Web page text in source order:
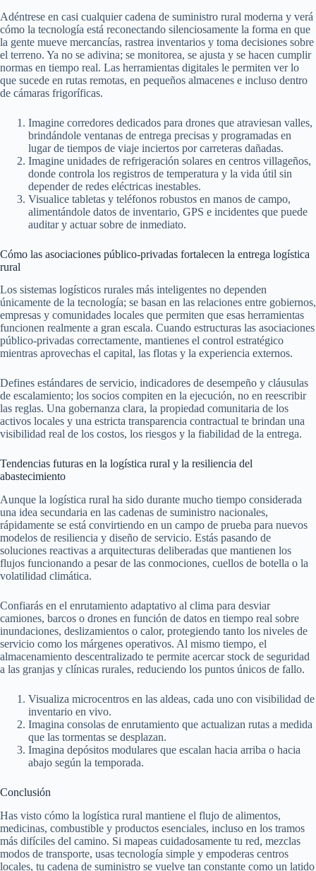
Adéntrese en casi cualquier cadena de suministro rural moderna y verá
cómo la tecnología está reconectando silenciosamente la forma en que
la gente mueve mercancías, rastrea inventarios y toma decisiones sobre
el terreno. Ya no se adivina; se monitorea, se ajusta y se hacen cumplir
normas en tiempo real. Las herramientas digitales le permiten ver lo
que sucede en rutas remotas, en pequeños almacenes e incluso dentro
de cámaras frigoríficas.
Imagine corredores dedicados para drones que atraviesan valles,
brindándole ventanas de entrega precisas y programadas en
lugar de tiempos de viaje inciertos por carreteras dañadas.
Imagine unidades de refrigeración solares en centros villageños,
donde controla los registros de temperatura y la vida útil sin
depender de redes eléctricas inestables.
Visualice tabletas y teléfonos robustos en manos de campo,
alimentándole datos de inventario, GPS e incidentes que puede
auditar y actuar sobre de inmediato.
Cómo las asociaciones público-privadas fortalecen la entrega logística
rural
Los sistemas logísticos rurales más inteligentes no dependen
únicamente de la tecnología; se basan en las relaciones entre gobiernos,
empresas y comunidades locales que permiten que esas herramientas
funcionen realmente a gran escala. Cuando estructuras las asociaciones
público‑privadas correctamente, mantienes el control estratégico
mientras aprovechas el capital, las flotas y la experiencia externos.
Defines estándares de servicio, indicadores de desempeño y cláusulas
de escalamiento; los socios compiten en la ejecución, no en reescribir
las reglas. Una gobernanza clara, la propiedad comunitaria de los
activos locales y una estricta transparencia contractual te brindan una
visibilidad real de los costos, los riesgos y la fiabilidad de la entrega.
Tendencias futuras en la logística rural y la resiliencia del
abastecimiento
Aunque la logística rural ha sido durante mucho tiempo considerada
una idea secundaria en las cadenas de suministro nacionales,
rápidamente se está convirtiendo en un campo de prueba para nuevos
modelos de resiliencia y diseño de servicio. Estás pasando de
soluciones reactivas a arquitecturas deliberadas que mantienen los
flujos funcionando a pesar de las conmociones, cuellos de botella o la
volatilidad climática.
Confiarás en el enrutamiento adaptativo al clima para desviar
camiones, barcos o drones en función de datos en tiempo real sobre
inundaciones, deslizamientos o calor, protegiendo tanto los niveles de
servicio como los márgenes operativos. Al mismo tiempo, el
almacenamiento descentralizado te permite acercar stock de seguridad
a las granjas y clínicas rurales, reduciendo los puntos únicos de fallo.
Visualiza microcentros en las aldeas, cada uno con visibilidad de
inventario en vivo.
Imagina consolas de enrutamiento que actualizan rutas a medida
que las tormentas se desplazan.
Imagina depósitos modulares que escalan hacia arriba o hacia
abajo según la temporada.
Conclusión
Has visto cómo la logística rural mantiene el flujo de alimentos,
medicinas, combustible y productos esenciales, incluso en los tramos
más difíciles del camino. Si mapeas cuidadosamente tu red, mezclas
modos de transporte, usas tecnología simple y empoderas centros
locales, tu cadena de suministro se vuelve tan constante como un latido